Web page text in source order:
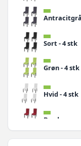
Sort - 4 stk
Grøn - 4 stk
Hvid - 4 stk
Bordeaux -